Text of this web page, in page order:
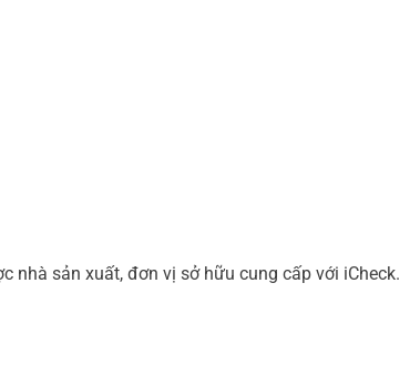
nhà sản xuất, đơn vị sở hữu cung cấp với iCheck.